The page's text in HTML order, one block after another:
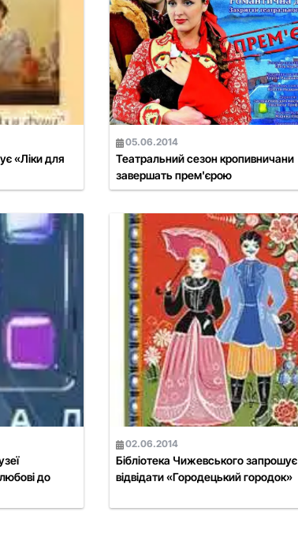
«Ліки для
05.06.2014
Театральний сезон кропивничани
завершать прем'єрою
до
02.06.2014
Бібліотека Чижевського запрошує
відвідати «Городецький городок»